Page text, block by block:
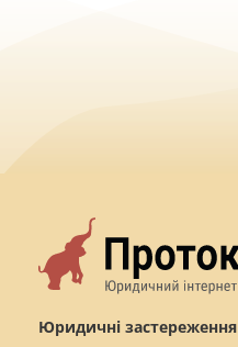
Юридичні застереження